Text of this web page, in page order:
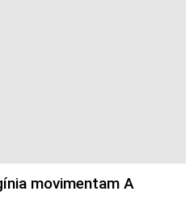
movimentam A